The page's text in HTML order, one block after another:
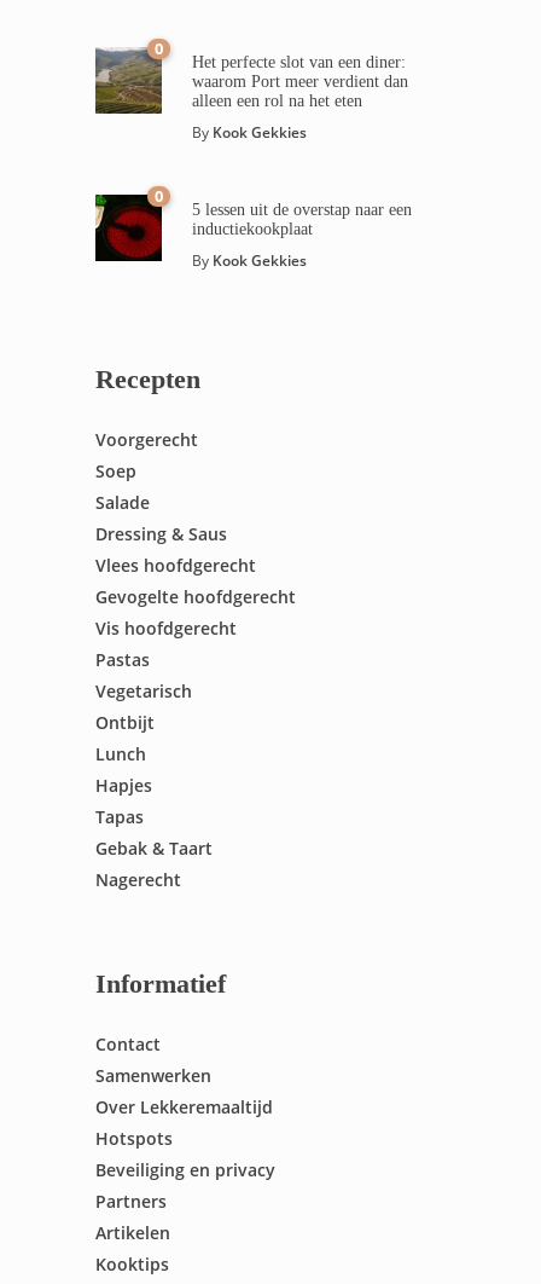
0
Het perfecte slot van een diner:
waarom Port meer verdient dan
alleen een rol na het eten
By Kook Gekkies
0
5 lessen uit de overstap naar een
inductiekookplaat
By Kook Gekkies
Recepten
Voorgerecht
Soep
Salade
Dressing & Saus
Vlees hoofdgerecht
Gevogelte hoofdgerecht
Vis hoofdgerecht
Pastas
Vegetarisch
Ontbijt
Lunch
Hapjes
Tapas
Gebak & Taart
Nagerecht
Informatief
Contact
Samenwerken
Over Lekkeremaaltijd
Hotspots
Beveiliging en privacy
Partners
Artikelen
Kooktips